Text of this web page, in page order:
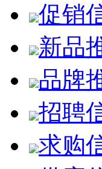
促销
新品
品牌
招聘
求购